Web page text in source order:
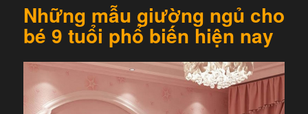
Những mẫu giường ngủ cho
bé 9 tuổi phổ biến hiện nay